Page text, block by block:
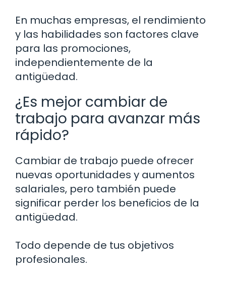
En muchas empresas, el rendimiento
y las habilidades son factores clave
para las promociones,
independientemente de la
antigüedad.
¿Es mejor cambiar de
trabajo para avanzar más
rápido?
Cambiar de trabajo puede ofrecer
nuevas oportunidades y aumentos
salariales, pero también puede
significar perder los beneficios de la
antigüedad.
Todo depende de tus objetivos
profesionales.